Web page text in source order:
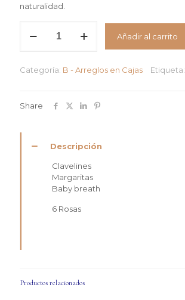
naturalidad.
Colores
cantidad
Añadir al carrito
Categoría: B - Arreglos en Cajas Etiqueta:
Share
Descripción
Clavelines
Margaritas
Baby breath
6 Rosas
Productos relacionados